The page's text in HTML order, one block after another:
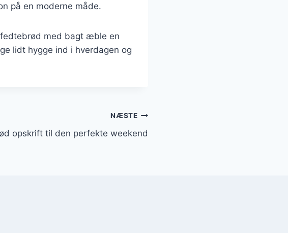
på en moderne måde.
med bagt æble en
lidt hygge ind i hverdagen og
NÆSTE
opskrift til den perfekte weekend